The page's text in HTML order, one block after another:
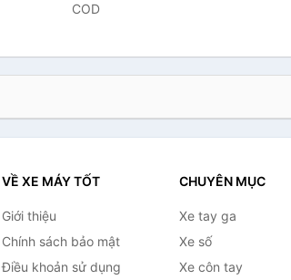
COD
VỀ XE MÁY TỐT
Giới thiệu
Chính sách bảo mật
Điều khoản sử dụng
CHUYÊN MỤC
Xe tay ga
Xe số
Xe côn tay